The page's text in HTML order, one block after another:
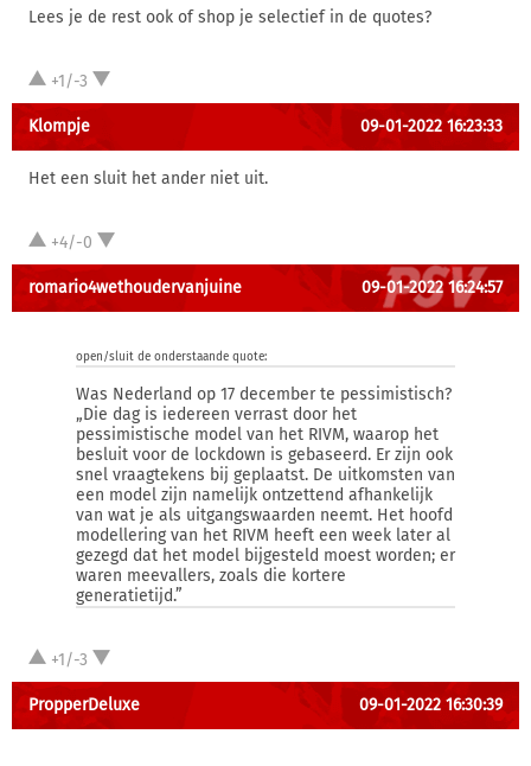
Lees je de rest ook of shop je selectief in de quotes?
+1/-3
Klompje 09-01-2022 16:23:33
Het een sluit het ander niet uit.
+4/-0
romario4wethoudervanjuine 09-01-2022 16:24:57
open/sluit de onderstaande quote:
Was Nederland op 17 december te pessimistisch?
„Die dag is iedereen verrast door het
pessimistische model van het RIVM, waarop het
besluit voor de lockdown is gebaseerd. Er zijn ook
snel vraagtekens bij geplaatst. De uitkomsten van
een model zijn namelijk ontzettend afhankelijk
van wat je als uitgangswaarden neemt. Het hoofd
modellering van het RIVM heeft een week later al
gezegd dat het model bijgesteld moest worden; er
waren meevallers, zoals die kortere
generatietijd.”
+1/-3
PropperDeluxe 09-01-2022 16:30:39